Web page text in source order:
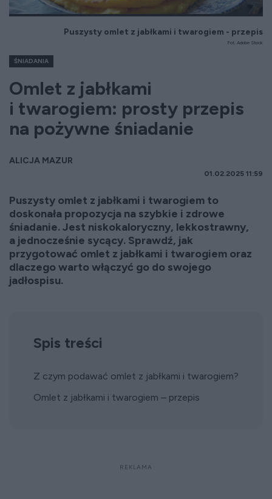
Puszysty omlet z jabłkami i twarogiem - przepis
Fot. Adobe Stock
ŚNIADANIA
Omlet z jabłkami
i twarogiem: prosty przepis
na pożywne śniadanie
ALICJA MAZUR
01.02.2025 11:59
Puszysty omlet z jabłkami i twarogiem to
doskonała propozycja na szybkie i zdrowe
śniadanie. Jest niskokaloryczny, lekkostrawny,
a jednocześnie sycący. Sprawdź, jak
przygotować omlet z jabłkami i twarogiem oraz
dlaczego warto włączyć go do swojego
jadłospisu.
Spis treści
Z czym podawać omlet z jabłkami i twarogiem?
Omlet z jabłkami i twarogiem – przepis